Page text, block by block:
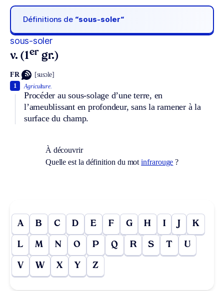
Définitions de “sous-soler“
sous-soler
v. (1er gr.)
FR [susɔle]
Agriculture.
Procéder au sous-solage d’une terre, en
l’ameublissant en profondeur, sans la ramener à la
surface du champ.
1
À découvrir
Quelle est la définition du motinfrarouge ?
A B C D E F G H I J K
L M N O P Q R S T U
V W X Y Z